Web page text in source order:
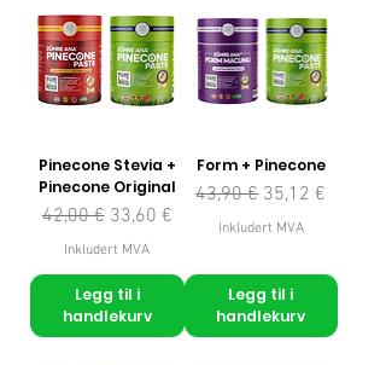
Pinecone Stevia +
Pinecone Original
Vanlig pris
42,00 € Salgspris
33,60 €
Inkludert MVA
Legg til i
handlekurv
Form + Pinecone
Vanlig pris
43,90 € Salgspris
35,12 €
Inkludert MVA
Legg til i
handlekurv